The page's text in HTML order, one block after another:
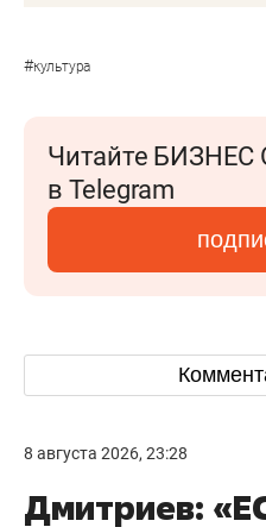
#культура
Читайте БИЗНЕС
в Telegram
8 августа 2026, 23:28
Дмитриев: